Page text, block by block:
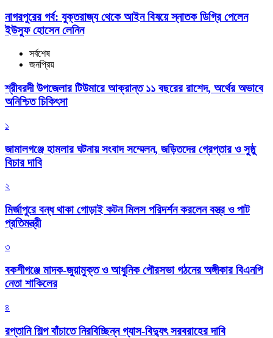
নাগরপুরের গর্ব: যুক্তরাজ্য থেকে আইন বিষয়ে স্নাতক ডিগ্রি পেলেন
ইউসুফ হোসেন লেনিন
সর্বশেষ
জনপ্রিয়
শ্রীবরদী উপজেলার টিউমারে আক্রান্ত ১১ বছরের রাশেদ, অর্থের অভাবে
অনিশ্চিত চিকিৎসা
১
জামালগঞ্জে হামলার ঘটনায় সংবাদ সম্মেলন, জড়িতদের গ্রেপ্তার ও সুষ্ঠু
বিচার দাবি
২
মির্জাপুরে বন্ধ থাকা গোড়াই কটন মিলস পরিদর্শন করলেন বস্ত্র ও পাট
প্রতিমন্ত্রী
৩
বকশীগঞ্জে মাদক-জুয়ামুক্ত ও আধুনিক পৌরসভা গঠনের অঙ্গীকার বিএনপি
নেতা শাকিলের
৪
রপ্তানি শিল্প বাঁচাতে নিরবিচ্ছিন্ন গ্যাস-বিদ্যুৎ সরবরাহের দাবি